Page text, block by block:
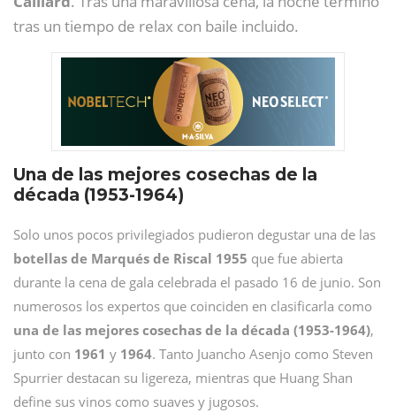
tras un tiempo de relax con baile incluido.
Una de las mejores cosechas de la
década (1953-1964)
Solo unos pocos privilegiados pudieron degustar una de las
botellas de Marqués de Riscal 1955 que fue abierta
durante la cena de gala celebrada el pasado 16 de junio. Son
numerosos los expertos que coinciden en clasificarla como
una de las mejores cosechas de la década (1953-1964),
junto con 1961 y 1964. Tanto Juancho Asenjo como Steven
Spurrier destacan su ligereza, mientras que Huang Shan
define sus vinos como suaves y jugosos.